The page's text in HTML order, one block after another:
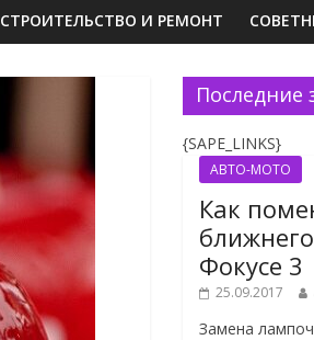
СТРОИТЕЛЬСТВО И РЕМОНТ
Последние
{SAPE_LINKS}
АВТО-МОТО
Как
Фокусе 3
25.09.2017
Замена